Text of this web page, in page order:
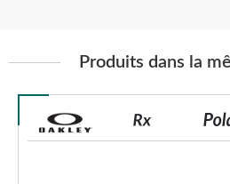
Produits dans la